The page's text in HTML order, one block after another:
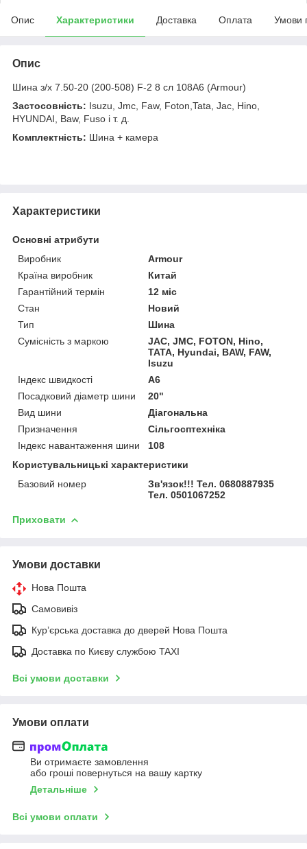
Опис Характеристики Доставка Оплата Умови
Опис
Шина з/х 7.50-20 (200-508) F-2 8 сл 108A6 (Armour)
Застосовність: Isuzu, Jmc, Faw, Foton,Tata, Jac, Hino,
HYUNDAI, Baw, Fuso і т. д.
Комплектність: Шина + камера
Характеристики
Основні атрибути
Виробник
Armour
Країна виробник
Китай
Гарантійний термін
12 міс
Стан
Новий
Тип
Шина
Сумісність з маркою
JAC, JMC, FOTON, Hino,
TATA, Hyundai, BAW, FAW,
Isuzu
Індекс швидкості
A6
Посадковий діаметр шини
20"
Вид шини
Діагональна
Призначення
Сільгосптехніка
Індекс навантаження шини
108
Користувальницькі характеристики
Базовий номер
Зв'язок!!! Тел. 0680887935
Тел. 0501067252
Приховати
Умови доставки
Нова Пошта
Самовивіз
Курʼєрська доставка до дверей Нова Пошта
Доставка по Києву службою TAXI
Всі умови доставки
Умови оплати
Ви отримаєте замовлення
або гроші повернуться на вашу картку
Детальніше
Всі умови оплати